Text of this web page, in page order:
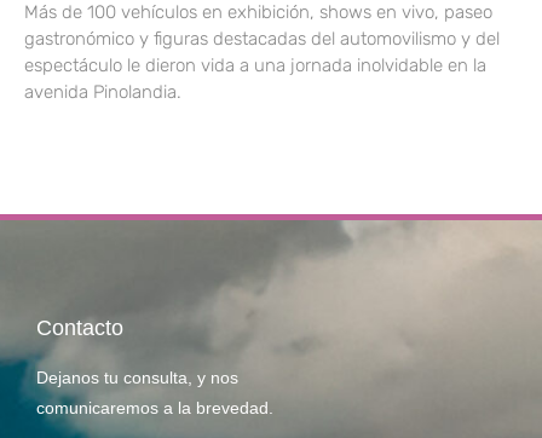
Más de 100 vehículos en exhibición, shows en vivo, paseo
gastronómico y figuras destacadas del automovilismo y del
espectáculo le dieron vida a una jornada inolvidable en la
avenida Pinolandia.
Contacto
Dejanos tu consulta, y nos
comunicaremos a la brevedad.